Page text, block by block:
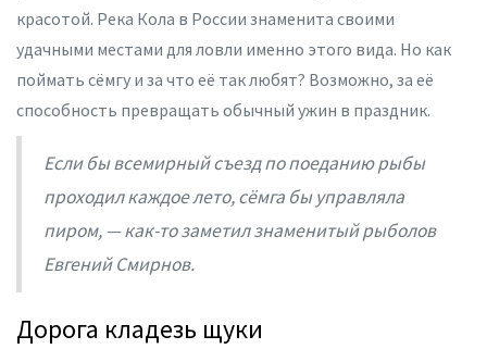
красотой. Река Кола в России знаменита своими
удачными местами для ловли именно этого вида. Но как
поймать сёмгу и за что её так любят? Возможно, за её
способность превращать обычный ужин в праздник.
Если бы всемирный съезд по поеданию рыбы
проходил каждое лето, сёмга бы управляла
пиром, — как-то заметил знаменитый рыболов
Евгений Смирнов.
Дорога кладезь щуки